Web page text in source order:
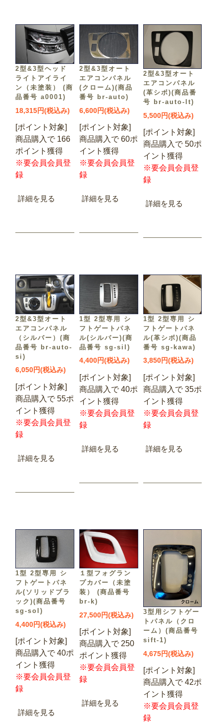
2型&3型ヘッド
ライトアイライ
ン（未塗装） (商
品番号 a0001)
18,315円(税込み)
[ポイント対象]
商品購入で 166
ポイント獲得
※要会員会員登
録
詳細を見る
2型&3型オート
エアコンパネル
(クローム)(商品
番号 br-auto)
6,600円(税込み)
[ポイント対象]
商品購入で 60ポ
イント獲得
※要会員会員登
録
詳細を見る
2型&3型オート
エアコンパネル
(革シボ)(商品番
号 br-auto-lt)
5,500円(税込み)
[ポイント対象]
商品購入で 50ポ
イント獲得
※要会員会員登
録
詳細を見る
2型&3型オート
エアコンパネル
（シルバー）(商
品番号 br-auto-
si)
6,050円(税込み)
[ポイント対象]
商品購入で 55ポ
イント獲得
※要会員会員登
録
詳細を見る
1型 2型専用 シ
フトゲートパネ
ル(シルバー)(商
品番号 sg-sil)
4,400円(税込み)
[ポイント対象]
商品購入で 40ポ
イント獲得
※要会員会員登
録
詳細を見る
1型 2型専用 シ
フトゲートパネ
ル(革シボ)(商品
番号 sg-kawa)
3,850円(税込み)
[ポイント対象]
商品購入で 35ポ
イント獲得
※要会員会員登
録
詳細を見る
1型 2型専用 シ
フトゲートパネ
ル(ソリッドブラ
ック)(商品番号
sg-sol)
4,400円(税込み)
[ポイント対象]
商品購入で 40ポ
イント獲得
※要会員会員登
録
詳細を見る
１型フォグラン
プカバー（未塗
装） (商品番号
br-k)
27,500円(税込み)
[ポイント対象]
商品購入で 250
ポイント獲得
※要会員会員登
録
詳細を見る
3型用シフトゲー
トパネル（クロ
ーム）(商品番号
sift-1)
4,675円(税込み)
[ポイント対象]
商品購入で 42ポ
イント獲得
※要会員会員登
録